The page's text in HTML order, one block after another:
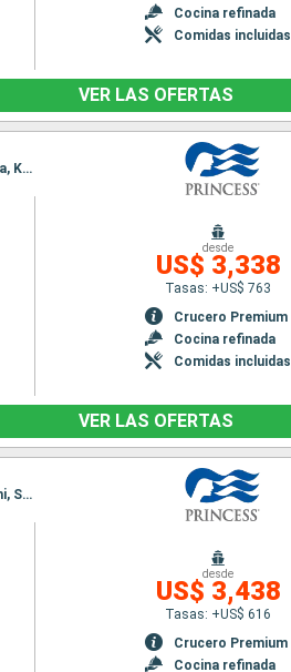
Cocina refinada
Comidas incluidas
VER LAS OFERTAS
Itinerario : Tokyo, Toba, Kochi, Seogwipo, Nagasaki, Tokyo, Hakodate, Niigita, Busan, Nagasaki, Kagoshima, Kochi, Shimizu, Tokyo
desde
US$ 3,338
Tasas: +US$ 763
Crucero Premium
Cocina refinada
Comidas incluidas
VER LAS OFERTAS
Itinerario : Tokyo, hittachinaka, Hakodate, Akita, Niigita, Kanazawa, Sakai-Minato, Busan, Nagasaki, , Kochi, Shimotsu, Shimizu, Tokyo
desde
US$ 3,438
Tasas: +US$ 616
Crucero Premium
Cocina refinada